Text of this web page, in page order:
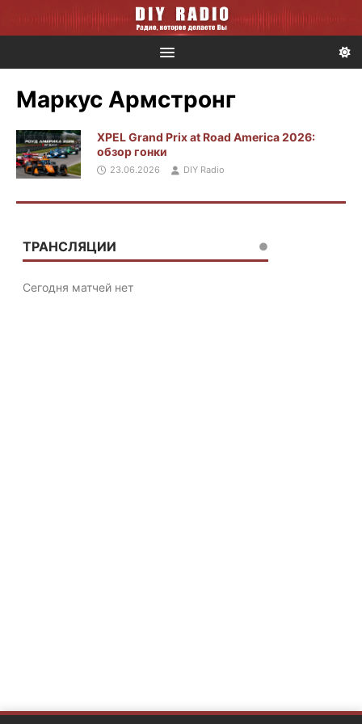
Маркус Армстронг
XPEL Grand Prix at Road America 2026:
обзор гонки
23.06.2026 DIY Radio